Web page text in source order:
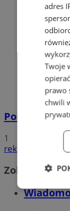
Policyjna
1
reklama
Zobacz
adres
Twoje
prawo
chwili